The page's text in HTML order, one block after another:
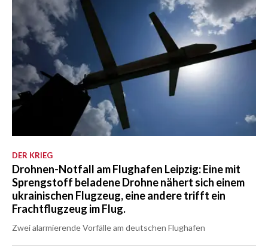
DER KRIEG
Drohnen-Notfall am Flughafen Leipzig: Eine mit
Sprengstoff beladene Drohne nähert sich einem
ukrainischen Flugzeug, eine andere trifft ein
Frachtflugzeug im Flug.
Zwei alarmierende Vorfälle am deutschen Flughafen